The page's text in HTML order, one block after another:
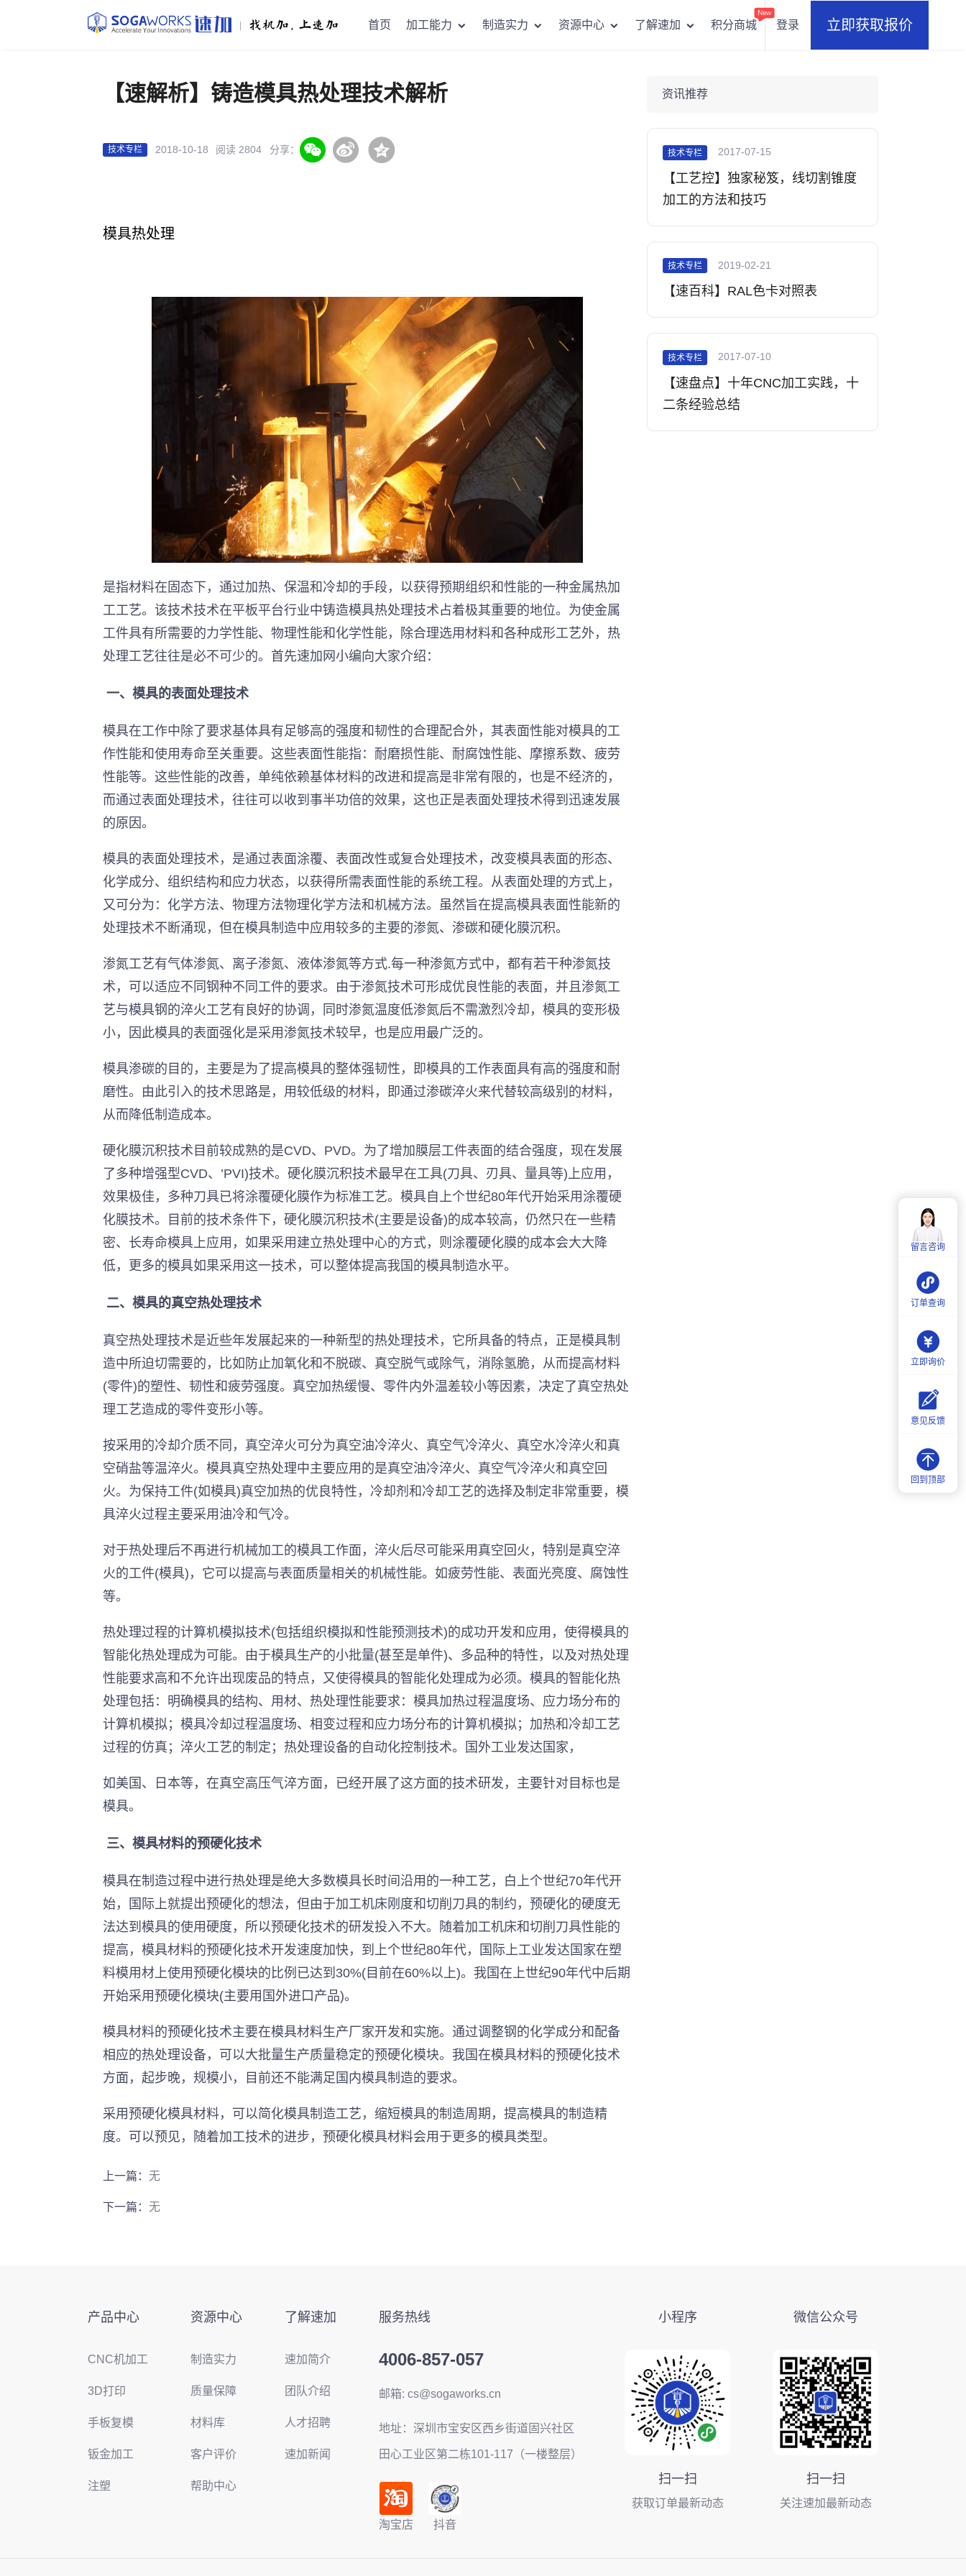
首页 加工能力 制造实力 资源中心 了解速加 积分商城
New
登录 立即获取报价
留言咨询
订单查询
立即询价
意见反馈
回到顶部
【速解析】铸造模具热处理技术解析
技术专栏 2018-10-18 阅读 2804 分享：
模具热处理
是指材料在固态下，通过加热、保温和冷却的手段，以获得预期组织和性能的一种金属热加
工工艺。该技术技术在平板平台行业中铸造模具热处理技术占着极其重要的地位。为使金属
工件具有所需要的力学性能、物理性能和化学性能，除合理选用材料和各种成形工艺外，热
处理工艺往往是必不可少的。首先速加网小编向大家介绍：
一、模具的表面处理技术
模具在工作中除了要求基体具有足够高的强度和韧性的合理配合外，其表面性能对模具的工
作性能和使用寿命至关重要。这些表面性能指：耐磨损性能、耐腐蚀性能、摩擦系数、疲劳
性能等。这些性能的改善，单纯依赖基体材料的改进和提高是非常有限的，也是不经济的，
而通过表面处理技术，往往可以收到事半功倍的效果，这也正是表面处理技术得到迅速发展
的原因。
模具的表面处理技术，是通过表面涂覆、表面改性或复合处理技术，改变模具表面的形态、
化学成分、组织结构和应力状态，以获得所需表面性能的系统工程。从表面处理的方式上，
又可分为：化学方法、物理方法物理化学方法和机械方法。虽然旨在提高模具表面性能新的
处理技术不断涌现，但在模具制造中应用较多的主要的渗氮、渗碳和硬化膜沉积。
渗氮工艺有气体渗氮、离子渗氮、液体渗氮等方式.每一种渗氮方式中，都有若干种渗氮技
术，可以适应不同钢种不同工件的要求。由于渗氮技术可形成优良性能的表面，并且渗氮工
艺与模具钢的淬火工艺有良好的协调，同时渗氮温度低渗氮后不需激烈冷却，模具的变形极
小，因此模具的表面强化是采用渗氮技术较早，也是应用最广泛的。
模具渗碳的目的，主要是为了提高模具的整体强韧性，即模具的工作表面具有高的强度和耐
磨性。由此引入的技术思路是，用较低级的材料，即通过渗碳淬火来代替较高级别的材料，
从而降低制造成本。
硬化膜沉积技术目前较成熟的是CVD、PVD。为了增加膜层工件表面的结合强度，现在发展
了多种增强型CVD、’PVI)技术。硬化膜沉积技术最早在工具(刀具、刃具、量具等)上应用，
效果极佳，多种刀具已将涂覆硬化膜作为标准工艺。模具自上个世纪80年代开始采用涂覆硬
化膜技术。目前的技术条件下，硬化膜沉积技术(主要是设备)的成本较高，仍然只在一些精
密、长寿命模具上应用，如果采用建立热处理中心的方式，则涂覆硬化膜的成本会大大降
低，更多的模具如果采用这一技术，可以整体提高我国的模具制造水平。
二、模具的真空热处理技术
真空热处理技术是近些年发展起来的一种新型的热处理技术，它所具备的特点，正是模具制
造中所迫切需要的，比如防止加氧化和不脱碳、真空脱气或除气，消除氢脆，从而提高材料
(零件)的塑性、韧性和疲劳强度。真空加热缓慢、零件内外温差较小等因素，决定了真空热处
理工艺造成的零件变形小等。
按采用的冷却介质不同，真空淬火可分为真空油冷淬火、真空气冷淬火、真空水冷淬火和真
空硝盐等温淬火。模具真空热处理中主要应用的是真空油冷淬火、真空气冷淬火和真空回
火。为保持工件(如模具)真空加热的优良特性，冷却剂和冷却工艺的选择及制定非常重要，模
具淬火过程主要采用油冷和气冷。
对于热处理后不再进行机械加工的模具工作面，淬火后尽可能采用真空回火，特别是真空淬
火的工件(模具)，它可以提高与表面质量相关的机械性能。如疲劳性能、表面光亮度、腐蚀性
等。
热处理过程的计算机模拟技术(包括组织模拟和性能预测技术)的成功开发和应用，使得模具的
智能化热处理成为可能。由于模具生产的小批量(甚至是单件)、多品种的特性，以及对热处理
性能要求高和不允许出现废品的特点，又使得模具的智能化处理成为必须。模具的智能化热
处理包括：明确模具的结构、用材、热处理性能要求：模具加热过程温度场、应力场分布的
计算机模拟；模具冷却过程温度场、相变过程和应力场分布的计算机模拟；加热和冷却工艺
过程的仿真；淬火工艺的制定；热处理设备的自动化控制技术。国外工业发达国家，
如美国、日本等，在真空高压气淬方面，已经开展了这方面的技术研发，主要针对目标也是
模具。
三、模具材料的预硬化技术
模具在制造过程中进行热处理是绝大多数模具长时间沿用的一种工艺，白上个世纪70年代开
始，国际上就提出预硬化的想法，但由于加工机床刚度和切削刀具的制约，预硬化的硬度无
法达到模具的使用硬度，所以预硬化技术的研发投入不大。随着加工机床和切削刀具性能的
提高，模具材料的预硬化技术开发速度加快，到上个世纪80年代，国际上工业发达国家在塑
料模用材上使用预硬化模块的比例已达到30%(目前在60%以上)。我国在上世纪90年代中后期
开始采用预硬化模块(主要用国外进口产品)。
模具材料的预硬化技术主要在模具材料生产厂家开发和实施。通过调整钢的化学成分和配备
相应的热处理设备，可以大批量生产质量稳定的预硬化模块。我国在模具材料的预硬化技术
方面，起步晚，规模小，目前还不能满足国内模具制造的要求。
采用预硬化模具材料，可以简化模具制造工艺，缩短模具的制造周期，提高模具的制造精
度。可以预见，随着加工技术的进步，预硬化模具材料会用于更多的模具类型。
上一篇： 无
下一篇： 无
资讯推荐
技术专栏 2017-07-15
【工艺控】独家秘笈，线切割锥度
加工的方法和技巧
技术专栏 2019-02-21
【速百科】RAL色卡对照表
技术专栏 2017-07-10
【速盘点】十年CNC加工实践，十
二条经验总结
产品中心
CNC机加工
3D打印
手板复模
钣金加工
注塑
资源中心
制造实力
质量保障
材料库
客户评价
帮助中心
了解速加
速加简介
团队介绍
人才招聘
速加新闻
服务热线
4006-857-057
邮箱: cs@sogaworks.cn
地址：深圳市宝安区西乡街道固兴社区
田心工业区第二栋101-117（一楼整层）
淘宝店 抖音
小程序
扫一扫
获取订单最新动态
微信公众号
扫一扫
关注速加最新动态